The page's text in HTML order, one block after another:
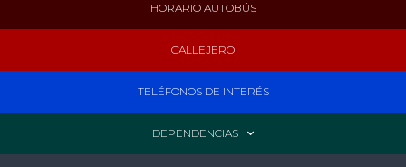
HORARIO AUTOBÚS
CALLEJERO
TELÉFONOS DE INTERÉS
DEPENDENCIAS